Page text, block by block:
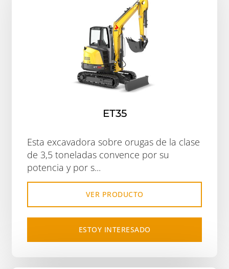
ET35
Esta excavadora sobre orugas de la clase
de 3,5 toneladas convence por su
potencia y por s...
VER PRODUCTO
ESTOY INTERESADO